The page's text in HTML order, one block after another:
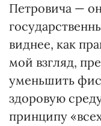
Петровича —
виднее, как
мой взгляд,
уменьшить
здоровую
принципу